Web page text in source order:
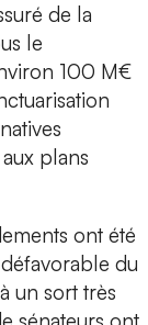
de la
le
100 M€
plans
ont été
du
un sort très